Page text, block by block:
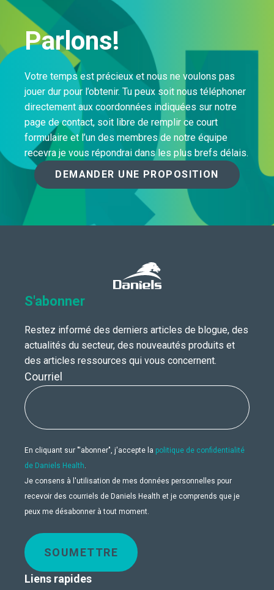
Parlons!
Votre temps est précieux et nous ne voulons pas
jouer dur pour l’obtenir. Tu peux soit nous téléphoner
directement aux coordonnées indiquées sur notre
page de contact, soit libre de remplir ce court
formulaire et l’un des membres de notre équipe
recevra je vous répondrai dans les plus brefs délais.
DEMANDER UNE PROPOSITION
S'abonner
Restez informé des derniers articles de blogue, des
actualités du secteur, des nouveautés produits et
des articles ressources qui vous concernent.
Courriel
En cliquant sur "'abonner", j'accepte la politique de confidentialité
de Daniels Health.
Je consens à l'utilisation de mes données personnelles pour
recevoir des courriels de Daniels Health et je comprends que je
peux me désabonner à tout moment.
SOUMETTRE
Liens rapides